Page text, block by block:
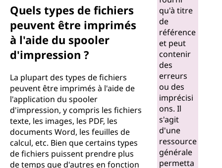
Quels types de fichiers
peuvent être imprimés
à l'aide du spooler
d'impression ?
La plupart des types de fichiers
peuvent être imprimés à l'aide de
l'application du spooler
d'impression, y compris les fichiers
texte, les images, les PDF, les
documents Word, les feuilles de
calcul, etc. Bien que certains types
de fichiers puissent prendre plus
de temps que d'autres en fonction
qu'à titre
de
référence
et peut
contenir
des
erreurs
ou des
imprécisi
ons. Il
s'agit
d'une
ressource
générale
permetta